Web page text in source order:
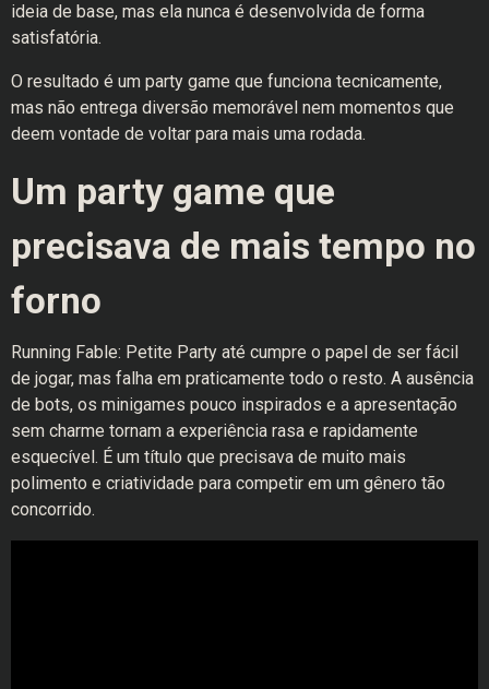
ideia de base, mas ela nunca é desenvolvida de forma
satisfatória.
O resultado é um party game que funciona tecnicamente,
mas não entrega diversão memorável nem momentos que
deem vontade de voltar para mais uma rodada.
Um party game que
precisava de mais tempo no
forno
Running Fable: Petite Party até cumpre o papel de ser fácil
de jogar, mas falha em praticamente todo o resto. A ausência
de bots, os minigames pouco inspirados e a apresentação
sem charme tornam a experiência rasa e rapidamente
esquecível. É um título que precisava de muito mais
polimento e criatividade para competir em um gênero tão
concorrido.